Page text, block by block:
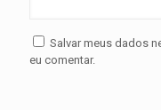
Salvar meus dados
eu comentar.